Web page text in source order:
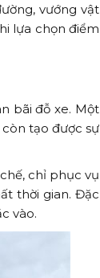
vướng vật
lựa chọn điểm
bãi đỗ xe. Một
tạo được sự
chỉ phục vụ
thời gian. Đặc
vào.